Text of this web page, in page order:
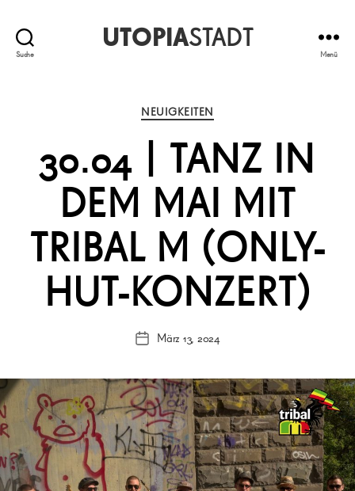
Suche
UTOPIASTADT
Menü
Kategorien
NEUIGKEITEN
30.04 | TANZ IN
DEM MAI MIT
TRIBAL M (ONLY-
HUT-KONZERT)
Veröffentlichungsdatum
März 13, 2024